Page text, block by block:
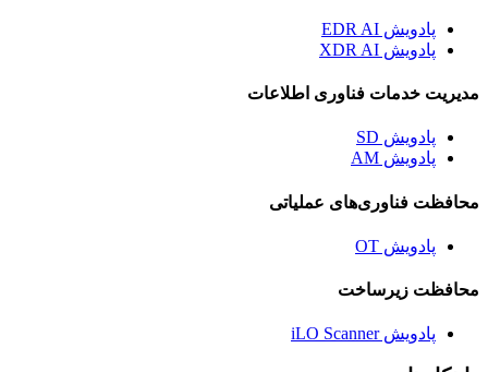
پادویش EDR AI
پادویش XDR AI
مدیریت خدمات فناوری اطلاعات
پادویش SD
پادویش AM
محافظت فناوری‌های عملیاتی
پادویش OT
محافظت زیرساخت
پادویش iLO Scanner